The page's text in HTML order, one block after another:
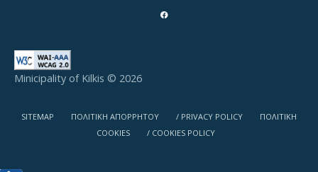
Minicipality of Kilkis © 2026
SITEMAP ΠΟΛΙΤΙΚΗ ΑΠΟΡΡΗΤΟΥ / PRIVACY POLICY
ΠΟΛΙΤΙΚΗ
COOKIES
/ COOKIES POLICY